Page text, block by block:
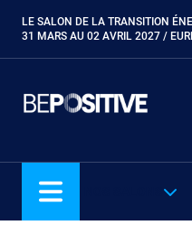
contenu
Paragraphes
LE SALON DE LA TRANSITION
31 MARS AU 02 AVRIL 2027 /
Paragraphes